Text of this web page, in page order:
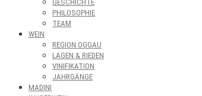
GESCHICHTE
PHILOSOPHIE
TEAM
WEIN
REGION OGGAU
LAGEN & RIEDEN
VINIFIKATION
JAHRGÄNGE
MADINI